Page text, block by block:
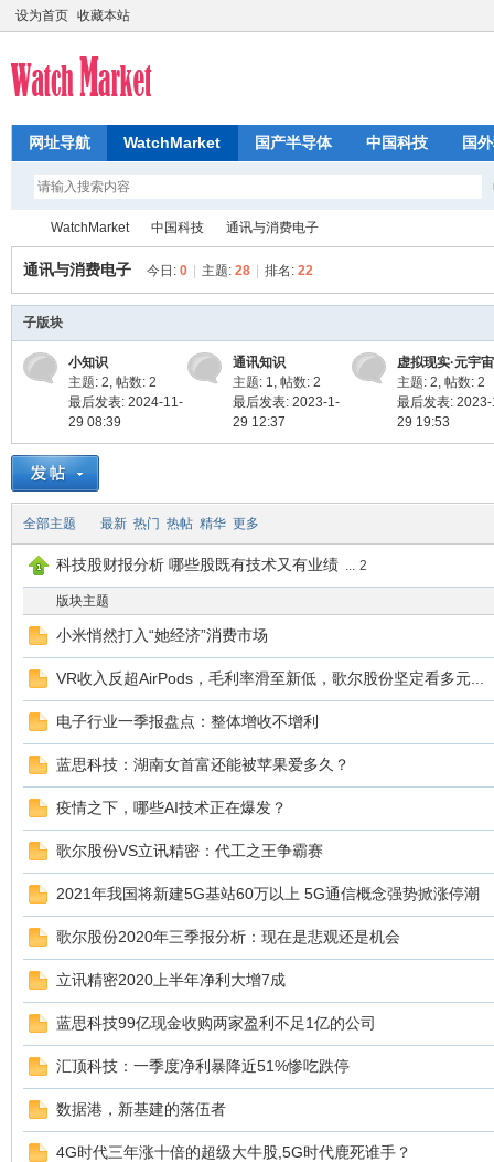
设为首页 收藏本站
网址导航 WatchMarket 国产半导体 中国科技 国
芯
片
»
WatchMarket 中国科技 通讯与消费电子
通讯与消费电子 今日: 0 主题: 28 排名: 22
子版块
小知识
主题: 2, 帖数: 2
最后发表: 2024-11-
29 08:39
通讯知识
主题: 1, 帖数: 2
最后发表: 2023-1-
29 12:37
虚拟现实·元宇宙
主题: 2, 帖数: 2
最后发表:
29 19:53
全部主题 最新 热门 热帖 精华 更多
科技股财报分析 哪些股既有技术又有业绩 ... 2
版块主题
小米悄然打入“她经济”消费市场
VR收入反超AirPods，毛利率滑至新低，歌尔股份坚定看多元...
电子行业一季报盘点：整体增收不增利
蓝思科技：湖南女首富还能被苹果爱多久？
疫情之下，哪些AI技术正在爆发？
歌尔股份VS立讯精密：代工之王争霸赛
2021年我国将新建5G基站60万以上 5G通信概念强势掀涨停潮
歌尔股份2020年三季报分析：现在是悲观还是机会
立讯精密2020上半年净利大增7成
蓝思科技99亿现金收购两家盈利不足1亿的公司
汇顶科技：一季度净利暴降近51%惨吃跌停
数据港，新基建的落伍者
4G时代三年涨十倍的超级大牛股,5G时代鹿死谁手？